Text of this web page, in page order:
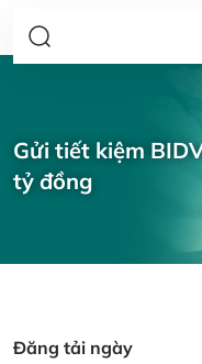
Gửi tiết kiệm
tỷ đồng
Đăng tải ngày